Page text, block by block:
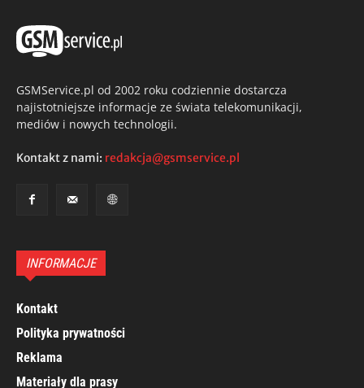
GSMService.pl od 2002 roku codziennie dostarcza
najistotniejsze informacje ze świata telekomunikacji,
mediów i nowych technologii.
Kontakt z nami: redakcja@gsmservice.pl
INFORMACJE
Kontakt
Polityka prywatności
Reklama
Materiały dla prasy